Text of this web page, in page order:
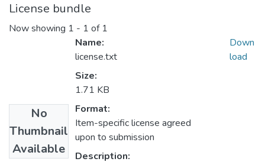
License bundle
Now showing 1 - 1 of 1
No
Thumbnail
Available
Name:
license.txt
Size:
1.71 KB
Format:
Item-specific license agreed
upon to submission
Description:
Down
load